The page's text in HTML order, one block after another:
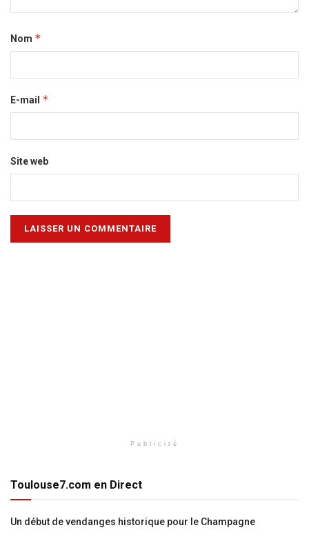
Nom *
E-mail *
Site web
Publicité
Toulouse7.com en Direct
Un début de vendanges historique pour le Champagne